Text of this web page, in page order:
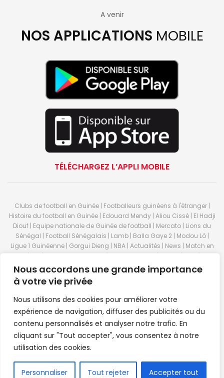
Nous accordons une grande importance
à votre vie privée
Nous utilisons des cookies pour améliorer votre
expérience de navigation, diffuser des publicités ou du
contenu personnalisés et analyser notre trafic. En
cliquant sur "Tout accepter", vous consentez à notre
utilisation des cookies.
Personnaliser Tout rejeter Accepter tout
A venir
NOS APPLICATIONS MOBILE
TÉLÉCHARGEZ L’APPLI MOBILE
Clubs de football en Guinée | Footballeurs guinéens à l'étranger |
Histoire du football en Guinée | Edouard Mendy | Aliou Cissé | El Hadji
Diouf | Equipe nationale de Guinée de football | Mercato | Lions du
Sénégal | Football Sénégalais | Lamb | Balla Gaye 2 | Modou Lô |
Ligue 1 Guinéenne | Gorgui Dieng | NBA | Actualités | News | Match en
direct | But | Actualité au Guinée | Premier League | Ligue 1 | Liga | Serie
A | LSFP | Conakry | Guinée | Sport Guineen | Basket Guineens | Foot
Guineen | Handball Guinee | Match Guinee | Championnat Guinée |
Stade du 28 septembre | Coupe d'Afrique des nations de football |
Equipe de Guinee| Equipe national de Guinée | Senegal Equipe |
Guinée | Le Senegal | Dakar | Coupe de Guinée | Stade du 28
septembre | Foot Club | Sport Guinee | Sport Senegal | Paris Foot |
Sport en direct | Boxe | Sénégal Dakar | La Guinée | Live Sport | RTG |
Guinee en direct | Foot en direct | Foot direct | Eurosports | Football
direct | Vidéo | Télécharger Africasport | Clubs de football guinéens |
magazine theme byConfordev.
FR